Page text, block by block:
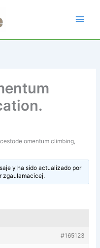
omentum climbing,
y ha sido actualizado por
zgaulamacicej.
#165123